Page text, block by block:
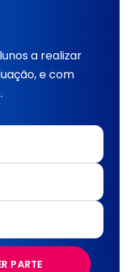
a realizar
e com
PARTE